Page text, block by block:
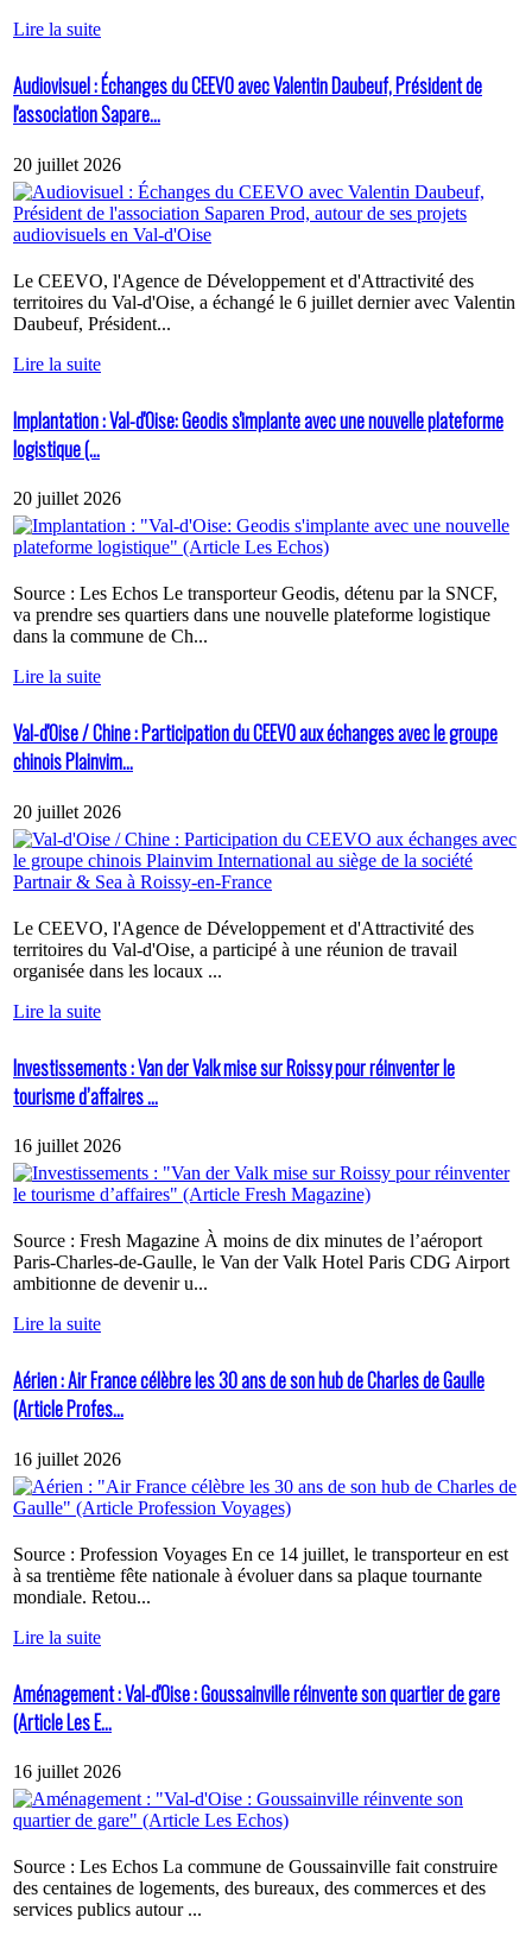
Lire la suite
Audiovisuel : Échanges du CEEVO avec Valentin Daubeuf, Président de
l'association Sapare...
20 juillet 2026
Le CEEVO, l'Agence de Développement et d'Attractivité des
territoires du Val-d'Oise, a échangé le 6 juillet dernier avec Valentin
Daubeuf, Président...
Lire la suite
Implantation : Val-d'Oise: Geodis s'implante avec une nouvelle plateforme
logistique (...
20 juillet 2026
Source : Les Echos Le transporteur Geodis, détenu par la SNCF,
va prendre ses quartiers dans une nouvelle plateforme logistique
dans la commune de Ch...
Lire la suite
Val-d'Oise / Chine : Participation du CEEVO aux échanges avec le groupe
chinois Plainvim...
20 juillet 2026
Le CEEVO, l'Agence de Développement et d'Attractivité des
territoires du Val-d'Oise, a participé à une réunion de travail
organisée dans les locaux ...
Lire la suite
Investissements : Van der Valk mise sur Roissy pour réinventer le
tourisme d’affaires ...
16 juillet 2026
Source : Fresh Magazine À moins de dix minutes de l’aéroport
Paris-Charles-de-Gaulle, le Van der Valk Hotel Paris CDG Airport
ambitionne de devenir u...
Lire la suite
Aérien : Air France célèbre les 30 ans de son hub de Charles de Gaulle
(Article Profes...
16 juillet 2026
Source : Profession Voyages En ce 14 juillet, le transporteur en est
à sa trentième fête nationale à évoluer dans sa plaque tournante
mondiale. Retou...
Lire la suite
Aménagement : Val-d'Oise : Goussainville réinvente son quartier de gare
(Article Les E...
16 juillet 2026
Source : Les Echos La commune de Goussainville fait construire
des centaines de logements, des bureaux, des commerces et des
services publics autour ...